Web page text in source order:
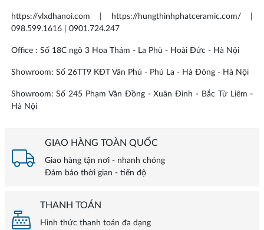
https://vlxdhanoi.com | https://hungthinhphatceramic.com/ |
098.599.1616 | 0901.724.247
Office : Số 18C ngõ 3 Hoa Thám - La Phù - Hoài Đức - Hà Nội
Showroom: Số 26TT9 KĐT Văn Phú - Phú La - Hà Đông - Hà Nội
Showroom: Số 245 Phạm Văn Đồng - Xuân Đỉnh - Bắc Từ Liêm -
Hà Nội
GIAO HÀNG TOÀN QUỐC
Giao hàng tận nơi - nhanh chóng
Đảm bảo thời gian - tiến độ
THANH TOÁN
Hình thức thanh toán đa dạng